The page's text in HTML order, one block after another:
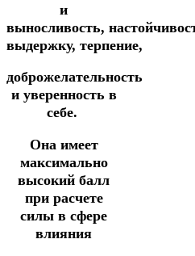
и
выносливость,
выдержку, терпение,
доброжелательность
и уверенность в
себе.
Она имеет
максимально
высокий балл
при расчете
силы в сфере
влияния